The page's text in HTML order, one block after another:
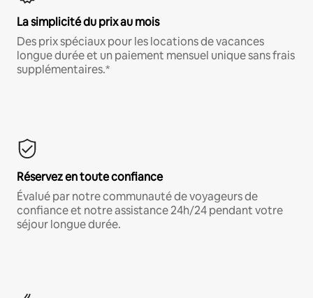
La simplicité du prix au mois
Des prix spéciaux pour les locations de vacances
longue durée et un paiement mensuel unique sans frais
supplémentaires.*
Réservez en toute confiance
Évalué par notre communauté de voyageurs de
confiance et notre assistance 24h/24 pendant votre
séjour longue durée.